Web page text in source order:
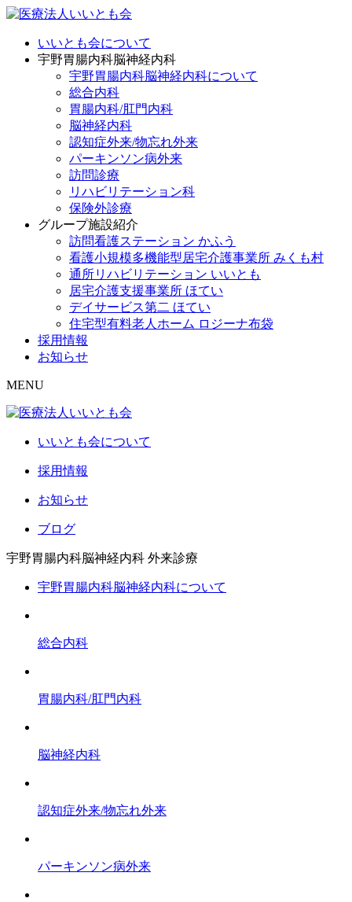
いいとも会について
宇野胃腸内科脳神経内科
宇野胃腸内科脳神経内科について
総合内科
胃腸内科/肛門内科
脳神経内科
認知症外来/物忘れ外来
パーキンソン病外来
訪問診療
リハビリテーション科
保険外診療
グループ施設紹介
訪問看護ステーション かふう
看護小規模多機能型居宅介護事業所 みくも村
通所リハビリテーション いいとも
居宅介護支援事業所 ほてい
デイサービス第二 ほてい
住宅型有料老人ホーム ロジーナ布袋
採用情報
お知らせ
MENU
いいとも会について
採用情報
お知らせ
ブログ
宇野胃腸内科脳神経内科 外来診療
宇野胃腸内科脳神経内科について
総合内科
胃腸内科/肛門内科
脳神経内科
認知症外来/物忘れ外来
パーキンソン病外来